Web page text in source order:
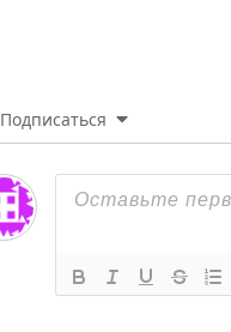
Подписаться